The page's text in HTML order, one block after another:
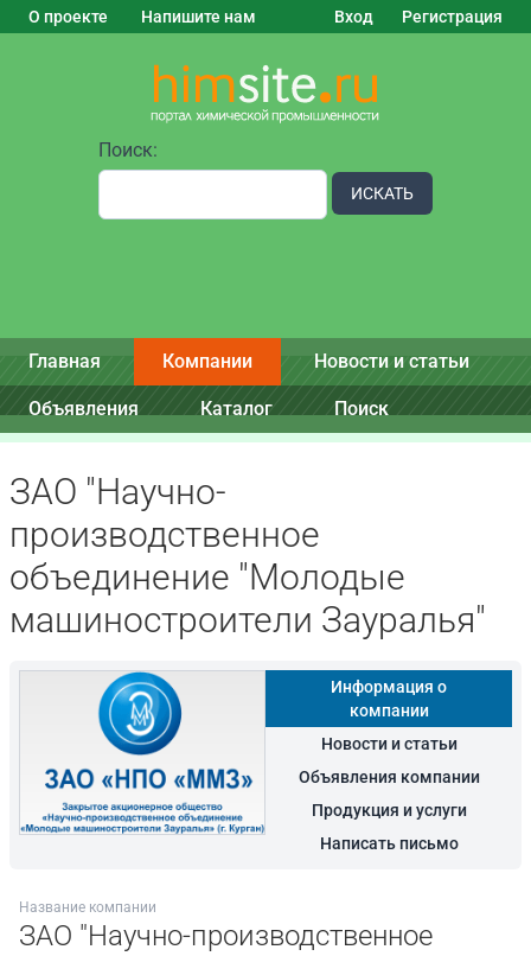
О проекте Напишите нам Вход Регистрация
Поиск:
ИСКАТЬ
Главная Компании Новости и статьи
Объявления Каталог Поиск
ЗАО "Научно-
производственное
объединение "Молодые
машиностроители Зауралья"
Информация о
компании
Новости и статьи
Объявления компании
Продукция и услуги
Написать письмо
Название компании
ЗАО "Научно-производственное